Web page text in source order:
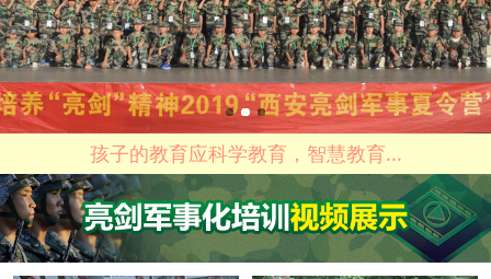
孩子的教育应科学教育，智慧教育...